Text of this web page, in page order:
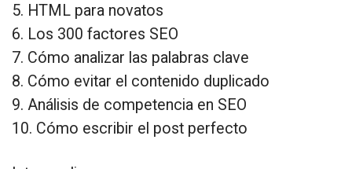
5. HTML para novatos
6. Los 300 factores SEO
7. Cómo analizar las palabras clave
8. Cómo evitar el contenido duplicado
9. Análisis de competencia en SEO
10. Cómo escribir el post perfecto